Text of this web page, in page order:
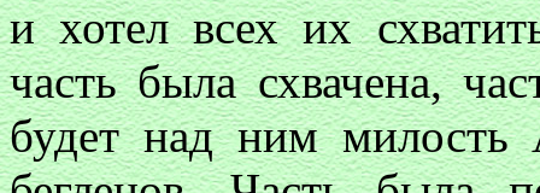
и хотел всех их
часть была схвачена,
будет над ним милость